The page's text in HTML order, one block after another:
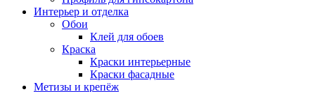
Интерьер и отделка
Обои
Клей для обоев
Краска
Краски интерьерные
Краски фасадные
Метизы и крепёж